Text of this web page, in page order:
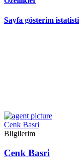
Sayfa gösterim
Cenk Basri
Bilgilerim
Cenk Basri